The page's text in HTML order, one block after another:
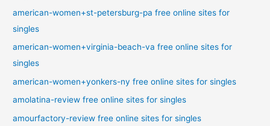
american-women+st-petersburg-pa free online sites for
singles
american-women+virginia-beach-va free online sites for
singles
american-women+yonkers-ny free online sites for singles
amolatina-review free online sites for singles
amourfactory-review free online sites for singles